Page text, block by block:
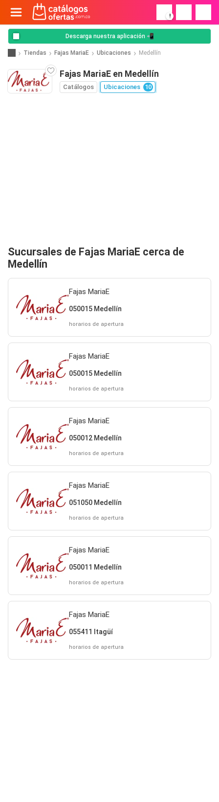
!
Descarga nuestra aplicación 📲
Tiendas Fajas MariaE Ubicaciones Medellín
Fajas MariaE en Medellín
Catálogos Ubicaciones 10
Sucursales de Fajas MariaE cerca de
Medellín
Fajas MariaE
050015 Medellín
horarios de apertura
Fajas MariaE
050015 Medellín
horarios de apertura
Fajas MariaE
050012 Medellín
horarios de apertura
Fajas MariaE
051050 Medellín
horarios de apertura
Fajas MariaE
050011 Medellín
horarios de apertura
Fajas MariaE
055411 Itagüí
horarios de apertura